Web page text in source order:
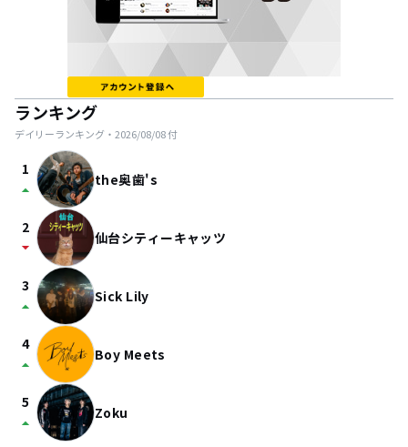
ランキング
デイリーランキング・ 2026/08/08付
1
arrow_drop_up the奥歯's
2
arrow_drop_down 仙台シティーキャッツ
3
arrow_drop_up Sick Lily
4
arrow_drop_up Boy Meets
5
arrow_drop_up Zoku